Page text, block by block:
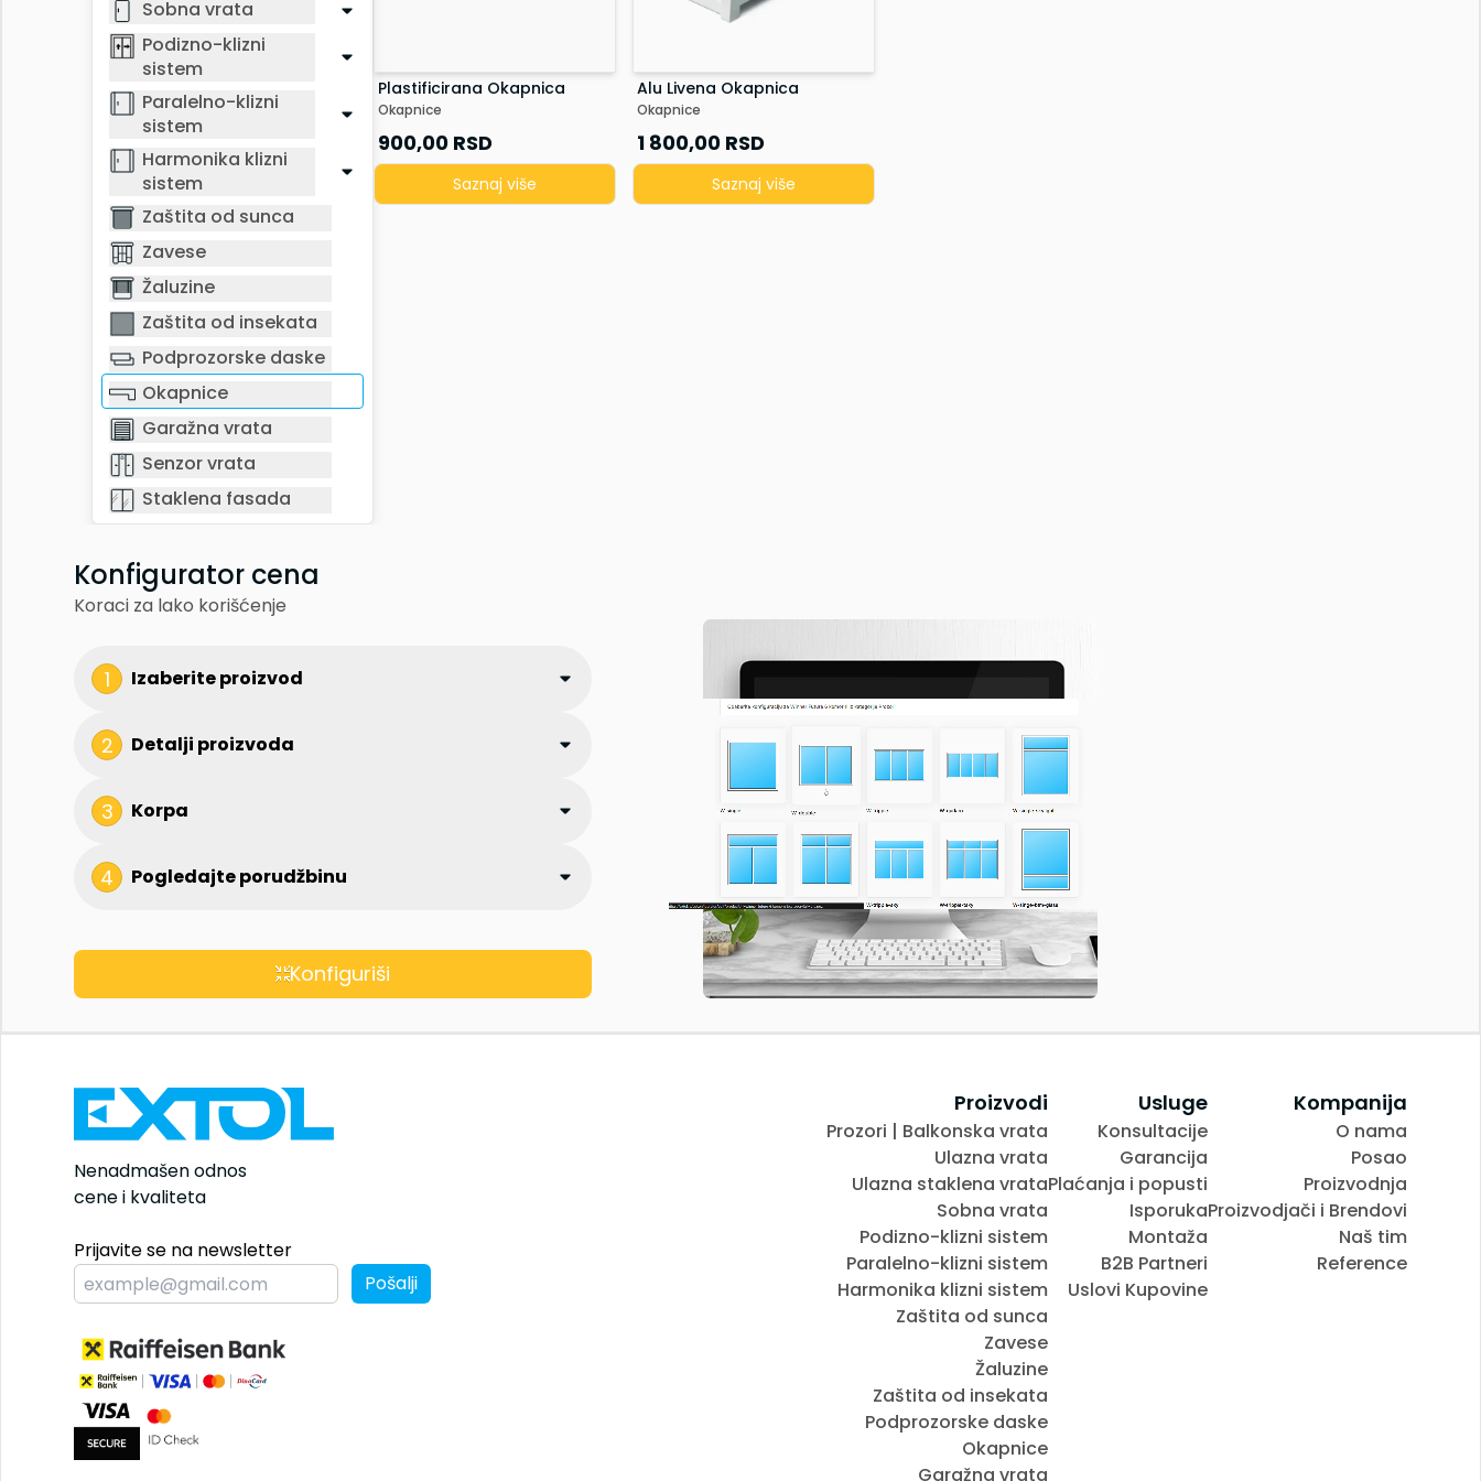
Prozori | Balkonska vrata
Ulazna staklena vrata
Podizno-klizni sistem
Paralelno-klizni sistem
Harmonika klizni sistem
Zaštita od sunca
Zaštita od insekata
Podprozorske daske
Garažna vrata
Staklena fasada
Sobna vrata
Podizno-klizni
sistem
Paralelno-klizni
sistem
Harmonika klizni
sistem
Zaštita od sunca
Zavese
Žaluzine
Zaštita od insekata
Podprozorske daske
Okapnice
Garažna vrata
Senzor vrata
Staklena fasada
Plastificirana Okapnica
Okapnice
900,00 RSD
Saznaj više
Alu Livena Okapnica
Okapnice
1 800,00RSD
Saznaj više
Konfigurator cena
Koraci za lako korišćenje
1 Izaberite proizvod
2 Detalji proizvoda
3 Korpa
4 Pogledajte porudžbinu
Konfiguriši
Nenadmašen odnos
cene i kvaliteta
Prijavite se na newsletter
Pošalji
Proizvodi
Prozori | Balkonska vrata
Ulazna vrata
Ulazna staklena vrata
Sobna vrata
Podizno-klizni sistem
Paralelno-klizni sistem
Harmonika klizni sistem
Zaštita od sunca
Zavese
Žaluzine
Zaštita od insekata
Podprozorske daske
Okapnice
Garažna vrata
Usluge
Konsultacije
Garancija
Plaćanja i popusti
Isporuka
Montaža
B2B Partneri
Uslovi Kupovine
Kompanija
O nama
Posao
Proizvodnja
Proizvodjači i Brendovi
Naš tim
Reference